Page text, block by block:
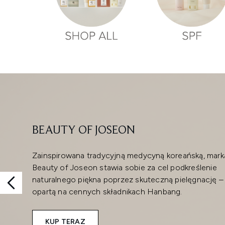
BEAUTY OF JOSEON
Zainspirowana tradycyjną medycyną koreańską,
Beauty of Joseon stawia sobie za cel podkreślenie
naturalnego piękna poprzez skuteczną pielęgnację –
opartą na cennych składnikach Hanbang.
KUP TERAZ